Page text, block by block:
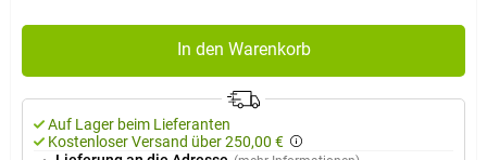
In den Warenkorb
Auf Lager beim Lieferanten
Kostenloser Versand über 250,00 €